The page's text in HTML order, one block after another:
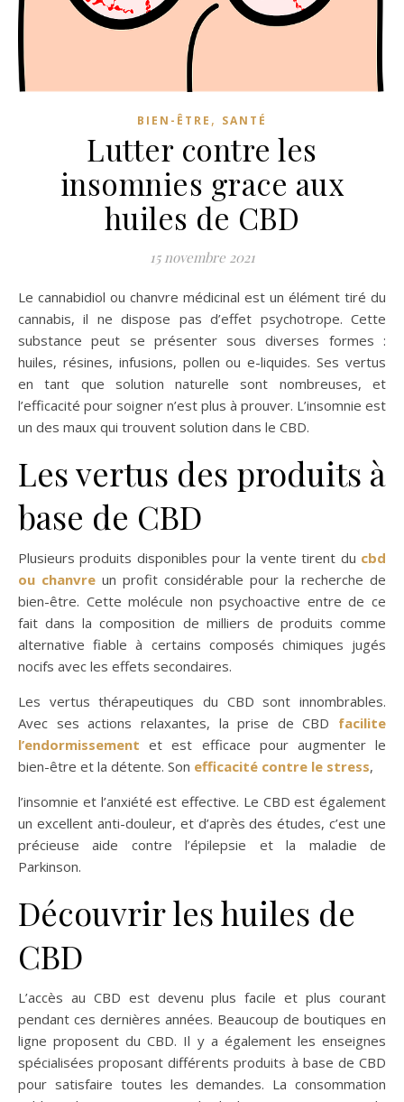
BIEN-ÊTRE , SANTÉ
Lutter contre les
insomnies grace aux
huiles de CBD
15 novembre 2021
Le cannabidiol ou chanvre médicinal est un élément tiré du
cannabis, il ne dispose pas d’effet psychotrope. Cette
substance peut se présenter sous diverses formes :
huiles, résines, infusions, pollen ou e-liquides. Ses vertus
en tant que solution naturelle sont nombreuses, et
l’efficacité pour soigner n’est plus à prouver. L’insomnie est
un des maux qui trouvent solution dans le CBD.
Les vertus des produits à
base de CBD
Plusieurs produits disponibles pour la vente tirent du cbd
ou chanvre un profit considérable pour la recherche de
bien-être. Cette molécule non psychoactive entre de ce
fait dans la composition de milliers de produits comme
alternative fiable à certains composés chimiques jugés
nocifs avec les effets secondaires.
Les vertus thérapeutiques du CBD sont innombrables.
Avec ses actions relaxantes, la prise de CBD facilite
l’endormissement et est efficace pour augmenter le
bien-être et la détente. Son efficacité contre le stress,
l’insomnie et l’anxiété est effective. Le CBD est également
un excellent anti-douleur, et d’après des études, c’est une
précieuse aide contre l’épilepsie et la maladie de
Parkinson.
Découvrir les huiles de
CBD
L’accès au CBD est devenu plus facile et plus courant
pendant ces dernières années. Beaucoup de boutiques en
ligne proposent du CBD. Il y a également les enseignes
spécialisées proposant différents produits à base de CBD
pour satisfaire toutes les demandes. La consommation